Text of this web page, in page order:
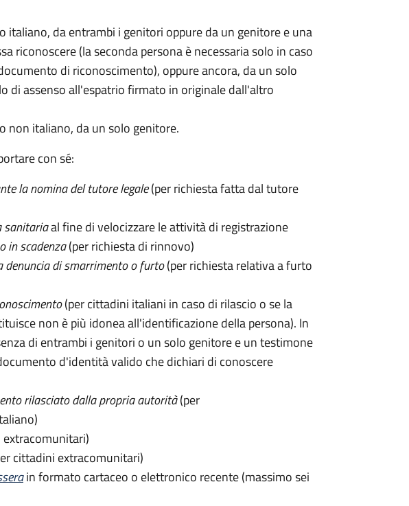
italiano, da entrambi i genitori oppure da un genitore e una
riconoscere (la seconda persona è necessaria solo in caso
di riconoscimento), oppure ancora, da un solo
di assenso all'espatrio firmato in originale dall'altro
non italiano, da un solo genitore.
con sé:
la nomina del tutore legale(per richiesta fatta dal tutore
sanitariaal fine di velocizzare le attività di registrazione
in scadenza(per richiesta di rinnovo)
denuncia di smarrimento o furto(per richiesta relativa a furto
(per cittadini italiani in caso di rilascio o se la
non è più idonea all'identificazione della persona). In
di entrambi i genitori o un solo genitore e un testimone
d'identità valido che dichiari di conoscere
rilasciato dalla propria autorità(per
cittadini extracomunitari)
in formato cartaceo o elettronico recente (massimo sei